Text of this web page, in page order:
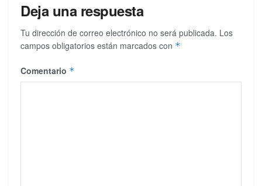
Deja una respuesta
Tu dirección de correo electrónico no será publicada. Los
campos obligatorios están marcados con *
Comentario *